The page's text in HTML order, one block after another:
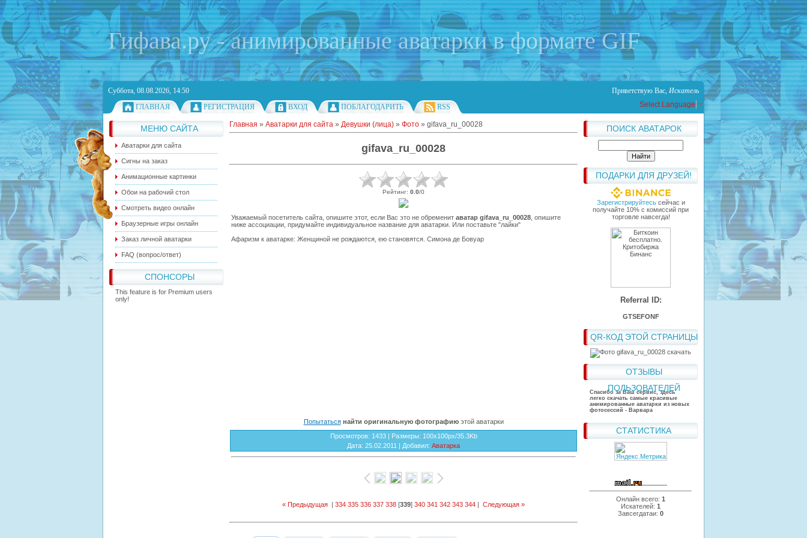
Гифава.ру - анимированные аватарки в формате GIF
Суббота, 08.08.2026, 14:50 Приветствую Вас, Искатель
ГЛАВНАЯ
РЕГИСТРАЦИЯ ВХОД ПОБЛАГОДАРИТЬ RSS Select Language ▼
МЕНЮ САЙТА
Аватарки для сайта
Сигны на заказ
Анимационные картинки
Обои на рабочий стол
Смотреть видео онлайн
Браузерные игры онлайн
Заказ личной аватарки
FAQ (вопрос/ответ)
СПОНСОРЫ
This feature is for Premium users
only!
ПОИСК АВАТАРОК
ПОДАРКИ ДЛЯ ДРУЗЕЙ!
Зарегистрируйтесьсейчас и
получайте 10% с комиссий при
торговле навсегда!
Referral ID:
GTSEFONF
QR-КОД ЭТОЙ СТРАНИЦЫ
ОТЗЫВЫ
ПОЛЬЗОВАТЕЛЕЙ
Спасибо за Ваш сервис, здесь
легко скачать самые красивые
анимированные аватарки из новых
фотосессий - Варвара
СТАТИСТИКА
Онлайн всего: 1
Искателей: 1
Завсегдатаи: 0
Главная » Аватарки для сайта » Девушки (лица) » Фото » gifava_ru_00028
gifava_ru_00028
Рейтинг: 0.0/0
Уважаемый посетитель сайта, опишите этот, если Вас это не обременит аватар gifava_ru_00028 , опишите
ниже ассоциации, придумайте индивидуальное название для аватарки. Или поставьте "лайки"
Афаризм к аватарке: Женщиной не рождаются, ею становятся. Симона де Бовуар
Попытаться найти оригинальную фотографиюэтой аватарки
Просмотров: 1433 | Размеры: 100x100px/35.3Kb
Дата: 25.02.2011 | Добавил: Аватарка
« Предыдущая | 334 335 336 337 338 [339] 340 341 342 343 344 | Следующая »